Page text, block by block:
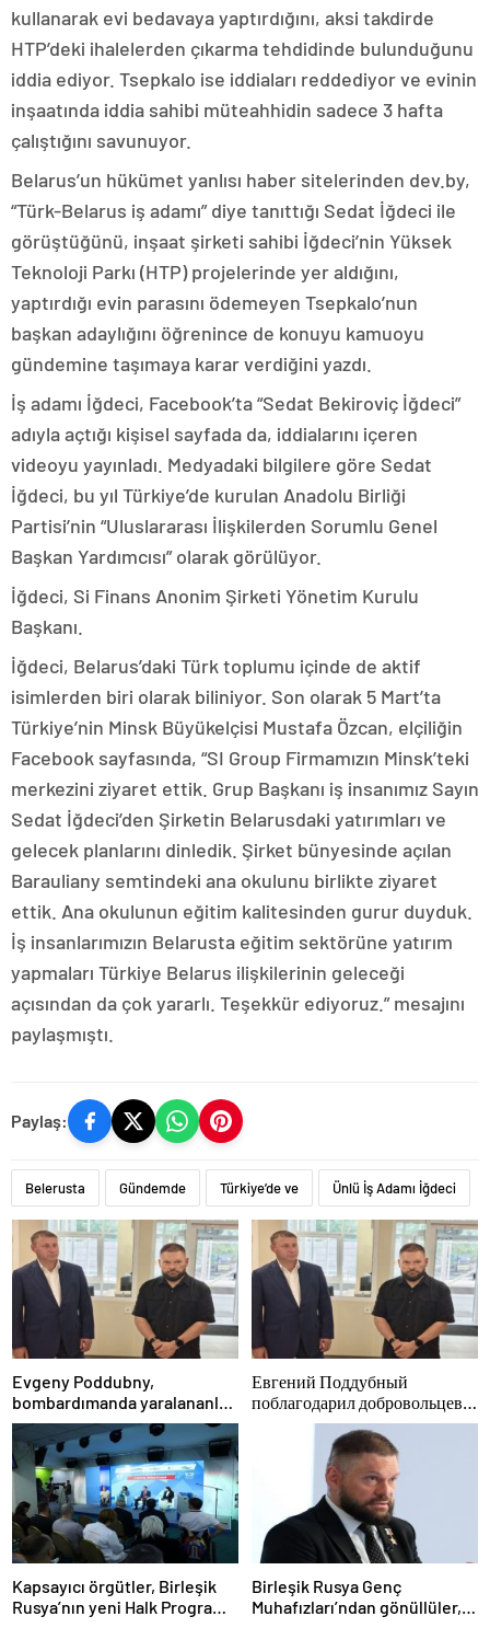
kullanarak evi bedavaya yaptırdığını, aksi takdirde
HTP’deki ihalelerden çıkarma tehdidinde bulunduğunu
iddia ediyor. Tsepkalo ise iddiaları reddediyor ve evinin
inşaatında iddia sahibi müteahhidin sadece 3 hafta
çalıştığını savunuyor.
Belarus’un hükümet yanlısı haber sitelerinden dev.by,
“Türk-Belarus iş adamı” diye tanıttığı Sedat İğdeci ile
görüştüğünü, inşaat şirketi sahibi İğdeci’nin Yüksek
Teknoloji Parkı (HTP) projelerinde yer aldığını,
yaptırdığı evin parasını ödemeyen Tsepkalo’nun
başkan adaylığını öğrenince de konuyu kamuoyu
gündemine taşımaya karar verdiğini yazdı.
İş adamı İğdeci, Facebook’ta “Sedat Bekiroviç İğdeci”
adıyla açtığı kişisel sayfada da, iddialarını içeren
videoyu yayınladı. Medyadaki bilgilere göre Sedat
İğdeci, bu yıl Türkiye’de kurulan Anadolu Birliği
Partisi’nin “Uluslararası İlişkilerden Sorumlu Genel
Başkan Yardımcısı” olarak görülüyor.
İğdeci, Si Finans Anonim Şirketi Yönetim Kurulu
Başkanı.
İğdeci, Belarus’daki Türk toplumu içinde de aktif
isimlerden biri olarak biliniyor. Son olarak 5 Mart’ta
Türkiye’nin Minsk Büyükelçisi Mustafa Özcan, elçiliğin
Facebook sayfasında, “SI Group Firmamızın Minsk’teki
merkezini ziyaret ettik. Grup Başkanı iş insanımız Sayın
Sedat İğdeci’den Şirketin Belarusdaki yatırımları ve
gelecek planlarını dinledik. Şirket bünyesinde açılan
Barauliany semtindeki ana okulunu birlikte ziyaret
ettik. Ana okulunun eğitim kalitesinden gurur duyduk.
İş insanlarımızın Belarusta eğitim sektörüne yatırım
yapmaları Türkiye Belarus ilişkilerinin geleceği
açısından da çok yararlı. Teşekkür ediyoruz.” mesajını
paylaşmıştı.
Paylaş:
Belerusta Gündemde Türkiye’de ve Ünlü İş Adamı İğdeci
Evgeny Poddubny,
bombardımanda yaralananları
kurtarmadaki
cesaretlerinden dolayı
Belgorod bölgesindeki
gönüllülere teşekkür etti
Евгений Поддубный
поблагодарил добровольцев
Белгородской области за
мужество в спасении
пострадавших от обстрелов
Kapsayıcı örgütler, Birleşik
Rusya’nın yeni Halk Programı
Birleşik Rusya Genç
Muhafızları’ndan gönüllüler,